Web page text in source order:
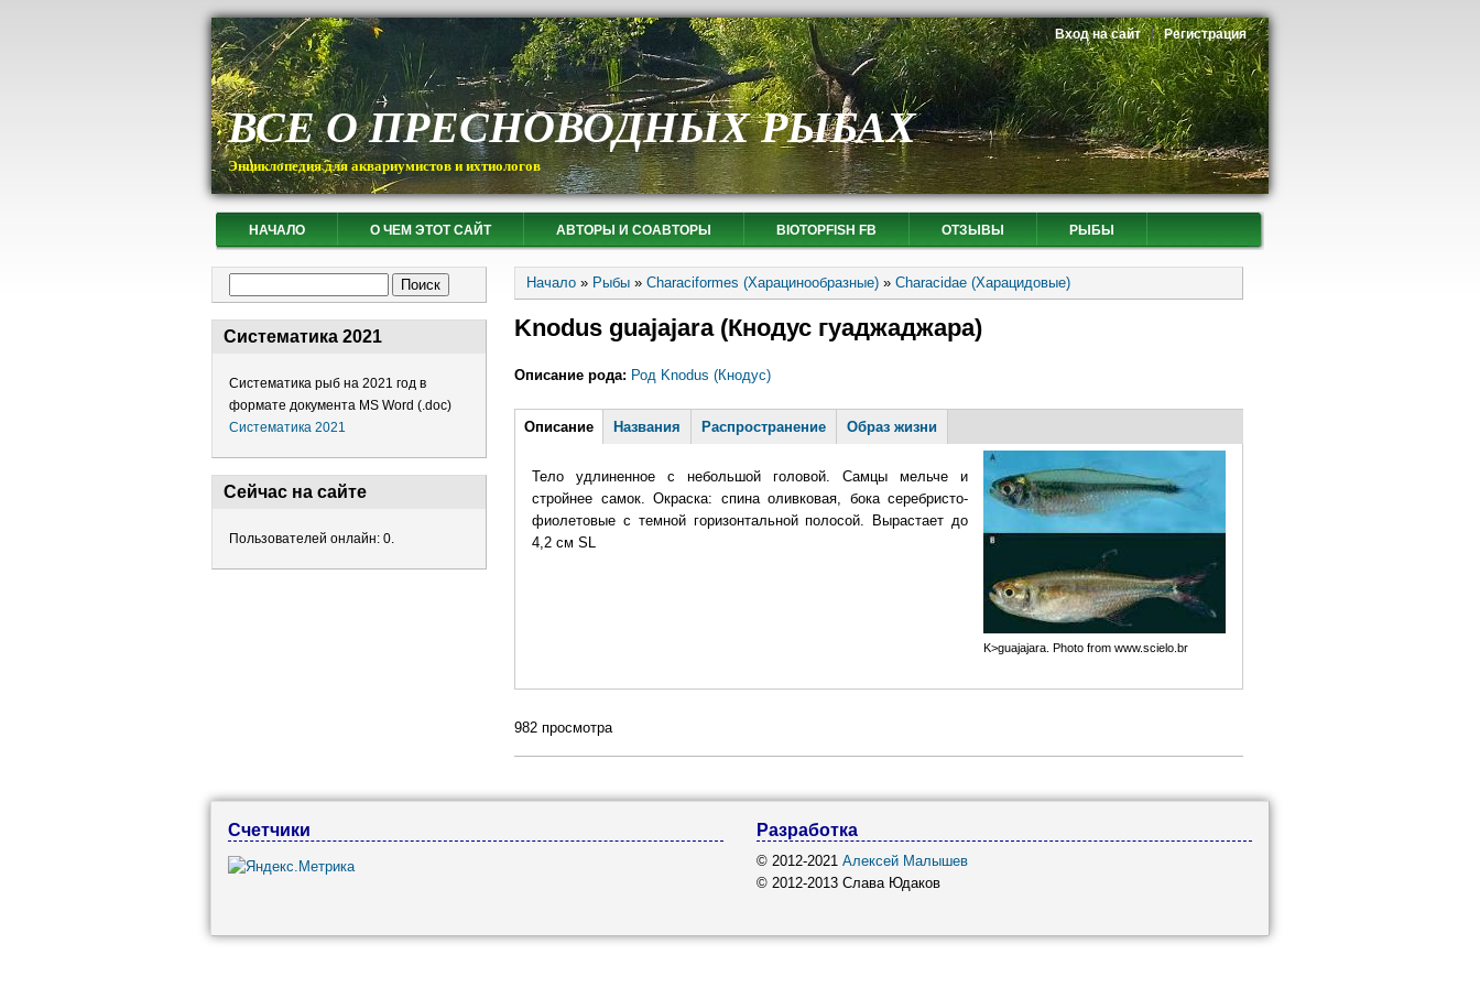
ВСЕ О ПРЕСНОВОДНЫХ РЫБАХ
Энциклопедия для аквариумистов и ихтиологов
Вход на сайт Регистрация
НАЧАЛО О ЧЕМ ЭТОТ САЙТ АВТОРЫ И СОАВТОРЫ BIOTOPFISH FB ОТЗЫВЫ РЫБЫ
Систематика 2021
Систематика рыб на 2021 год в
формате документа MS Word (.doc)
Систематика 2021
Сейчас на сайте
Пользователей онлайн: 0.
Вы здесь
Начало » Рыбы » Characiformes (Харацинообразные) » Characidae (Харацидовые)
Knodus guajajara (Кнодус гуаджаджара)
Описание рода: Род Knodus (Кнодус)
Горизонтальные вкладки
Описание(активная
вкладка)
Названия Распространение Образ жизни
K>guajajara. Photo from www.scielo.br
Тело удлиненное с небольшой головой. Самцы мельче и
стройнее самок. Окраска: спина оливковая, бока серебристо-
фиолетовые с темной горизонтальной полосой. Вырастает до
4,2 см SL
982 просмотра
Счетчики Разработка
© 2012-2021 Алексей Малышев
© 2012-2013 Слава Юдаков